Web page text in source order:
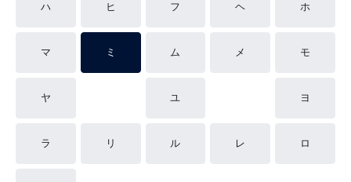
ハ ヒ フ ヘ ホ
マ ミ ム メ モ
ヤ ユ ヨ
ラ リ ル レ ロ